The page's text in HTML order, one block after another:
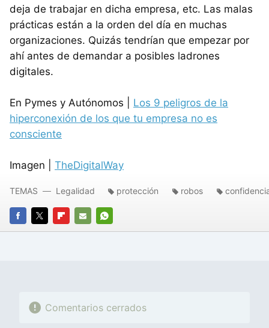
deja de trabajar en dicha empresa, etc. Las malas
prácticas están a la orden del día en muchas
organizaciones. Quizás tendrían que empezar por
ahí antes de demandar a posibles ladrones
digitales.
En Pymes y Autónomos | Los 9 peligros de la
hiperconexión de los que tu empresa no es
consciente
Imagen | TheDigitalWay
FACEBOOK
TWITTERFLIPBOARD
E-
WHATSAPP
TEMAS Legalidad protección robos
Comentarios cerrados